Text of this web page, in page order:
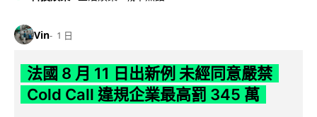
Vin 1 日
法國 8 月 11 日出新例 未經同意嚴禁
Cold Call 違規企業最高罰 345 萬